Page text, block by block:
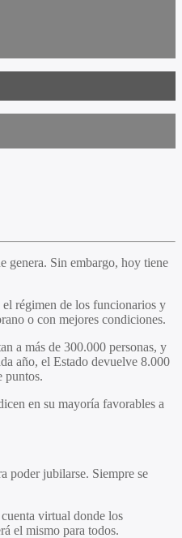
genera. Sin embargo, hoy tiene
régimen de los funcionarios y
o con mejores condiciones.
a más de 300.000 personas, y
año, el Estado devuelve 8.000
puntos.
en su mayoría favorables a
poder jubilarse. Siempre se
virtual donde los
el mismo para todos.